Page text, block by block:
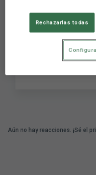
Levante Unión
fundado en 1909
SÍGUENOS para
Aún no hay reacciones. ¡Sé el
Rechazarlas todas